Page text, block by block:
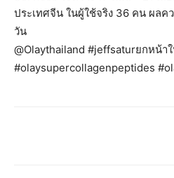
ประเทศจีน ในผู้ใช้จริง 36 คน ผลค
วัน
@Olaythailand #jeffsaturยกหน้า
#olaysupercollagenpeptides